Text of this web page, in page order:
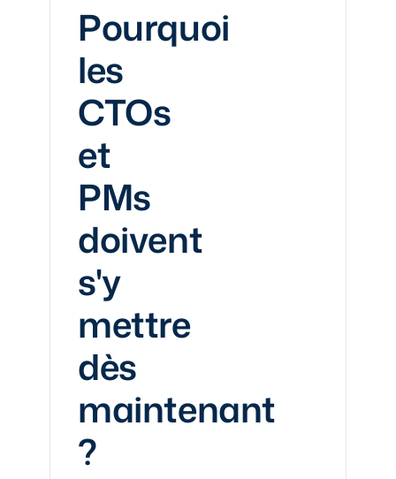
Pourquoi
les
CTOs
et
PMs
doivent
s'y
mettre
dès
maintenant
?